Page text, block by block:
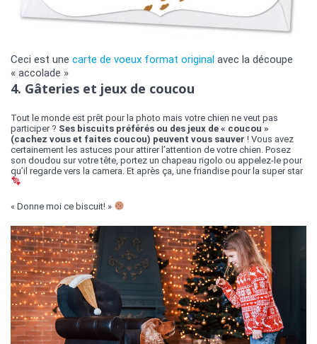
Ceci est une carte de voeux format original avec la découpe
« accolade »
4. Gâteries et jeux de coucou
Tout le monde est prêt pour la photo mais votre chien ne veut pas
participer ? Ses biscuits préférés ou des jeux de « coucou »
(cachez vous et faites coucou) peuvent vous sauver ! Vous avez
certainement les astuces pour attirer l’attention de votre chien. Posez
son doudou sur votre tête, portez un chapeau rigolo ou appelez-le pour
qu’il regarde vers la camera. Et après ça, une friandise pour la super star
« Donne moi ce biscuit! »